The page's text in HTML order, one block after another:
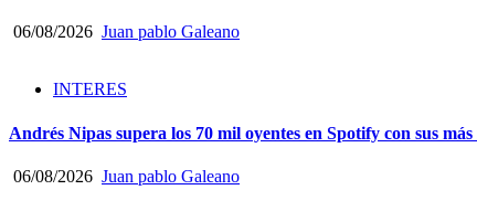
06/08/2026 Juan pablo Galeano
INTERES
Andrés Nipas supera los 70 mil oyentes en Spotify con sus más
06/08/2026 Juan pablo Galeano